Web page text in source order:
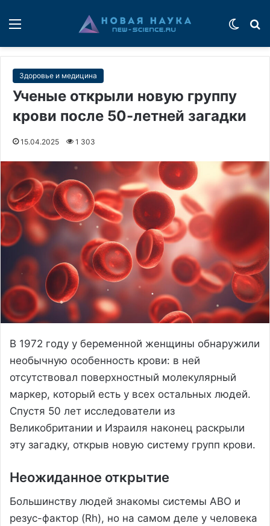
Здоровье и медицина
Ученые открыли новую группу
крови после 50-летней загадки
15.04.2025 1 303
В 1972 году у беременной женщины обнаружили
необычную особенность крови: в ней
отсутствовал поверхностный молекулярный
маркер, который есть у всех остальных людей.
Спустя 50 лет исследователи из
Великобритании и Израиля наконец раскрыли
эту загадку, открыв новую систему групп крови.
Неожиданное открытие
Большинству людей знакомы системы ABO и
резус-фактор (Rh), но на самом деле у человека